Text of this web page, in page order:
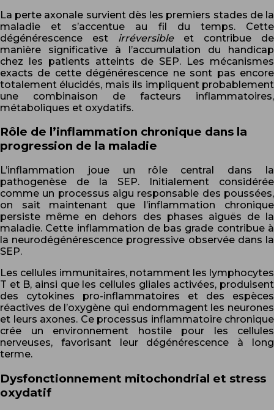
La perte axonale survient dès les premiers stades de la
maladie et s’accentue au fil du temps. Cette
dégénérescence est irréversible et contribue de
manière significative à l’accumulation du handicap
chez les patients atteints de SEP. Les mécanismes
exacts de cette dégénérescence ne sont pas encore
totalement élucidés, mais ils impliquent probablement
une combinaison de facteurs inflammatoires,
métaboliques et oxydatifs.
Rôle de l’inflammation chronique dans la
progression de la maladie
L’inflammation joue un rôle central dans la
pathogenèse de la SEP. Initialement considérée
comme un processus aigu responsable des poussées,
on sait maintenant que l’inflammation chronique
persiste même en dehors des phases aiguës de la
maladie. Cette inflammation de bas grade contribue à
la neurodégénérescence progressive observée dans la
SEP.
Les cellules immunitaires, notamment les lymphocytes
T et B, ainsi que les cellules gliales activées, produisent
des cytokines pro-inflammatoires et des espèces
réactives de l’oxygène qui endommagent les neurones
et leurs axones. Ce processus inflammatoire chronique
crée un environnement hostile pour les cellules
nerveuses, favorisant leur dégénérescence à long
terme.
Dysfonctionnement mitochondrial et stress
oxydatif